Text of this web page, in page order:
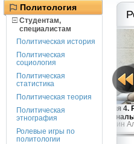
Политология
Студентам,
cпециалистам
Политическая история
Политическая
социология
Политическая
статистика
Политическая теория
Политическая
этнография
Ролевые игры по
политологии
Лекция
Никитин